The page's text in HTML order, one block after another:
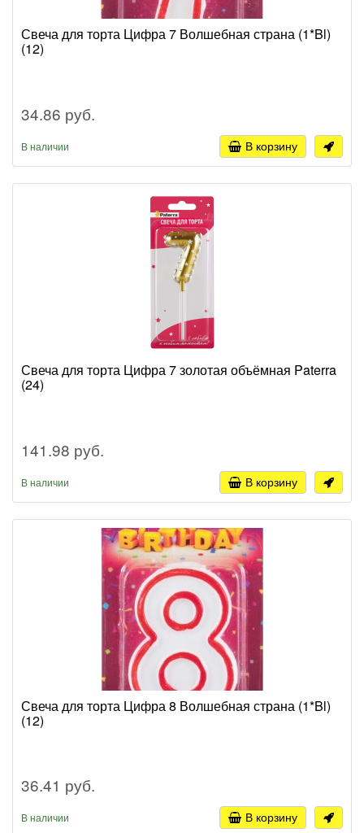
Свеча для торта Цифра 7 Волшебная страна (1*Bl)
(12)
34.86 руб.
В наличии В корзину
Свеча для торта Цифра 7 золотая объёмная Paterra
(24)
141.98 руб.
В наличии В корзину
Свеча для торта Цифра 8 Волшебная страна (1*Bl)
(12)
36.41 руб.
В наличии В корзину